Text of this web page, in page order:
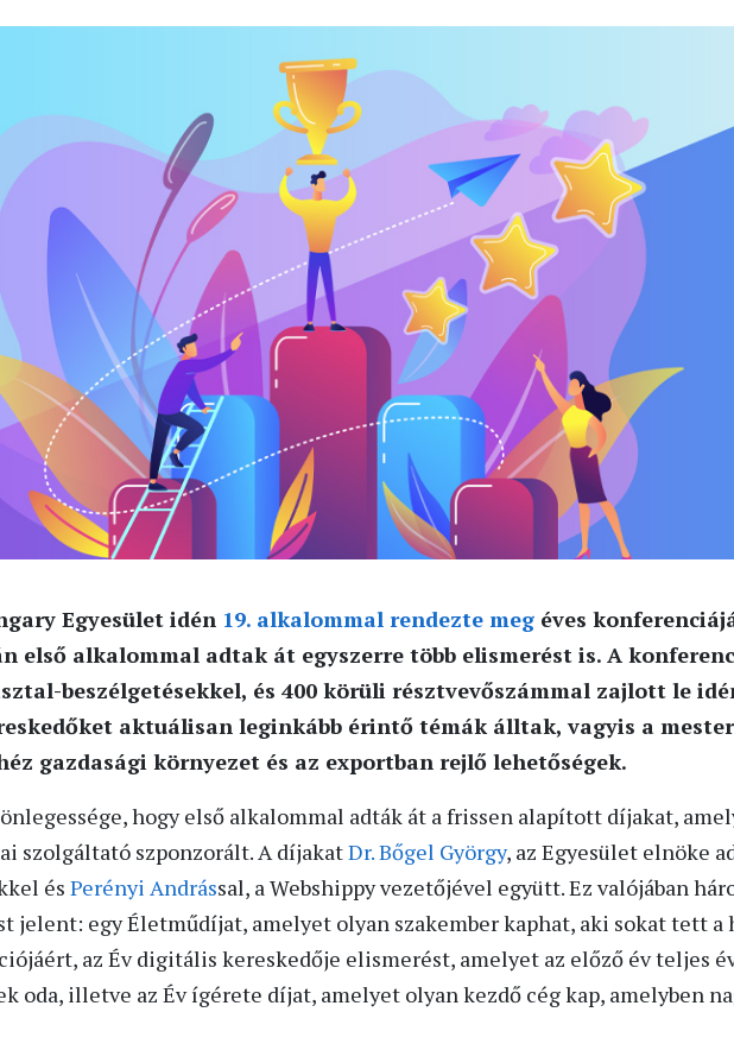
Egyesület idén 19. alkalommal rendezte meg éves
első alkalommal adtak át egyszerre több elismerést is. A
beszélgetésekkel, és 400 körüli résztvevőszámmal zajlott le
aktuálisan leginkább érintő témák álltak, vagyis a
gazdasági környezet és az exportban rejlő lehetőségek.
hogy első alkalommal adták át a frissen alapított díjakat,
szolgáltató szponzorált. A díjakatDr. Bőgel György, az Egyesület elnöke
és Perényi Andrással, a Webshippy vezetőjével együtt. Ez valójában
jelent: egy Életműdíjat, amelyet olyan szakember kaphat, aki sokat tett a
az Év digitális kereskedője elismerést, amelyet az előző év teljes
oda, illetve az Év ígérete díjat, amelyet olyan kezdő cég kap, amelyben